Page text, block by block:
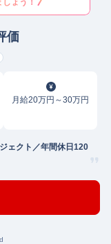
ょう！
価
月給20万円～30万円
ェクト／年間休日120